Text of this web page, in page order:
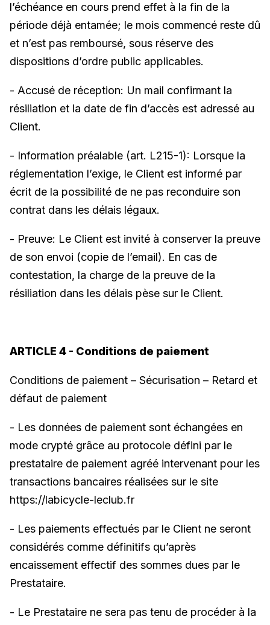
l’échéance en cours prend effet à la fin de la
période déjà entamée; le mois commencé reste dû
et n’est pas remboursé, sous réserve des
dispositions d’ordre public applicables.
- Accusé de réception: Un mail confirmant la
résiliation et la date de fin d’accès est adressé au
Client.
- Information préalable (art. L215-1): Lorsque la
réglementation l’exige, le Client est informé par
écrit de la possibilité de ne pas reconduire son
contrat dans les délais légaux.
- Preuve: Le Client est invité à conserver la preuve
de son envoi (copie de l’email). En cas de
contestation, la charge de la preuve de la
résiliation dans les délais pèse sur le Client.
ARTICLE 4 - Conditions de paiement
Conditions de paiement – Sécurisation – Retard et
défaut de paiement
- Les données de paiement sont échangées en
mode crypté grâce au protocole défini par le
prestataire de paiement agréé intervenant pour les
transactions bancaires réalisées sur le site
https://labicycle-leclub.fr
- Les paiements effectués par le Client ne seront
considérés comme définitifs qu’après
encaissement effectif des sommes dues par le
Prestataire.
- Le Prestataire ne sera pas tenu de procéder à la